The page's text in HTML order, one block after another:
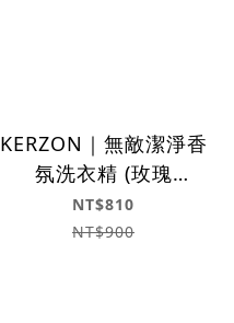
KERZON｜無敵潔淨香
氛洗衣精 (玫瑰
1000ml)
NT$810
NT$900